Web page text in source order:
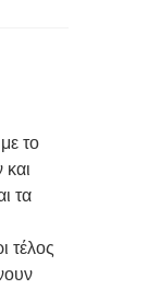
το
τα
τέλος